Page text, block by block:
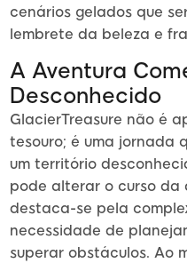
cenários gelados que
lembrete da beleza e
A Aventura
Desconhecido
GlacierTreasure não é
tesouro; é uma jornada
um território
pode alterar o curso da
destaca-se pela
necessidade de
superar obstáculos. Ao